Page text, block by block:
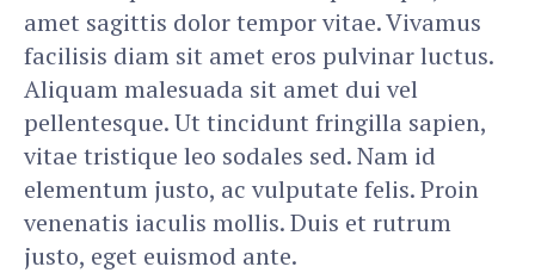
amet sagittis dolor tempor vitae. Vivamus
facilisis diam sit amet eros pulvinar luctus.
Aliquam malesuada sit amet dui vel
pellentesque. Ut tincidunt fringilla sapien,
vitae tristique leo sodales sed. Nam id
elementum justo, ac vulputate felis. Proin
venenatis iaculis mollis. Duis et rutrum
justo, eget euismod ante.